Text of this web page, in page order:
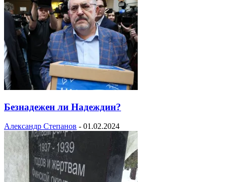
Безнадежен ли Надеждин?
Александр Степанов - 01.02.2024